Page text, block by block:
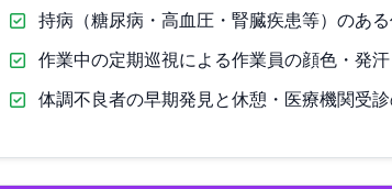
持病（糖尿病・高血圧・腎臓疾患等）のあ
作業中の定期巡視による作業員の顔色・発
体調不良者の早期発見と休憩・医療機関受